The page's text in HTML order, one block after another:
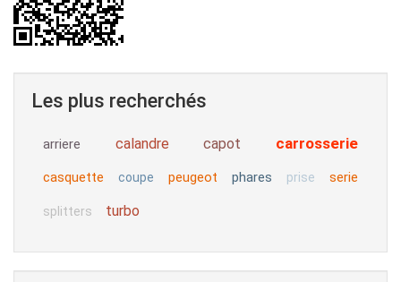
Les plus recherchés
arriere calandre capot carrosserie
casquette coupe peugeot phares prise serie
splitters turbo